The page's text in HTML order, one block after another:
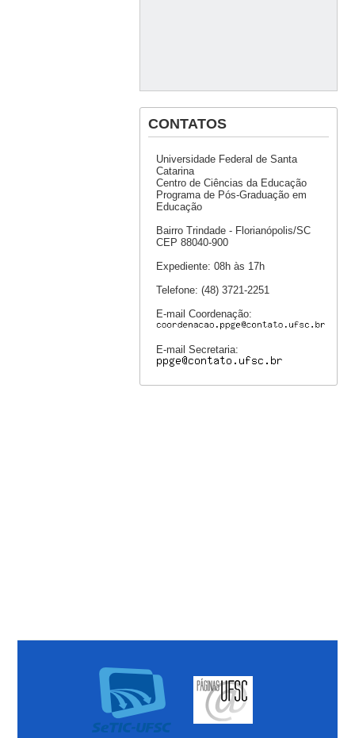
CONTATOS
Universidade Federal de Santa
Catarina
Centro de Ciências da Educação
Programa de Pós-Graduação em
Educação
Bairro Trindade - Florianópolis/SC
CEP 88040-900
Expediente: 08h às 17h
Telefone: (48) 3721-2251
E-mail Coordenação:
E-mail Secretaria: